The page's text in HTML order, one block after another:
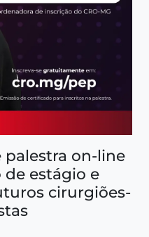
palestra on-line
de estágio e
cirurgiões-